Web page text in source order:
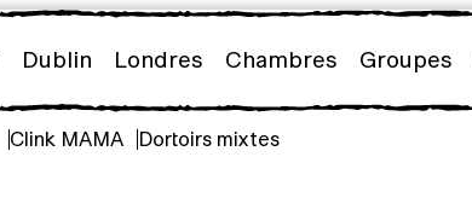
Dublin Londres Chambres Groupes
Clink MAMA Dortoirs mixtes